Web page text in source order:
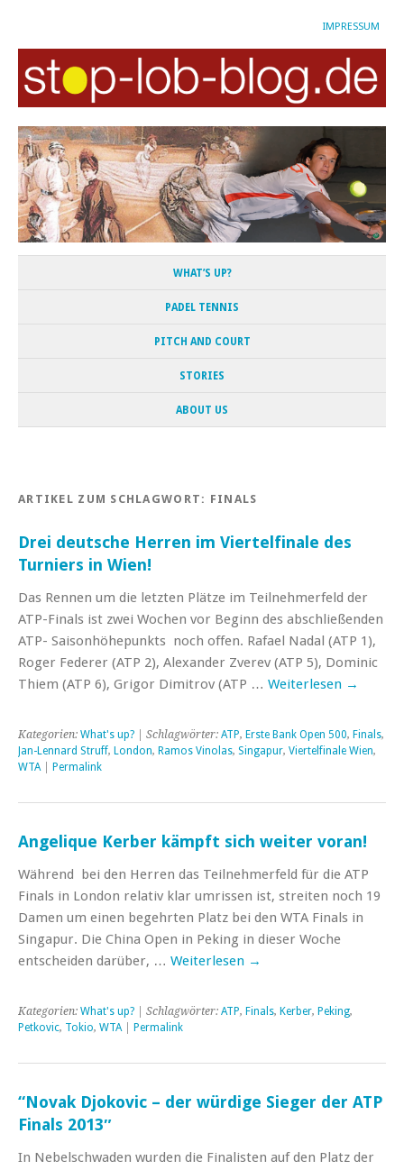
IMPRESSUM
WHAT’S UP?
PADEL TENNIS
PITCH AND COURT
STORIES
ABOUT US
ARTIKEL ZUM SCHLAGWORT: FINALS
Drei deutsche Herren im Viertelfinale des
Turniers in Wien!
Das Rennen um die letzten Plätze im Teilnehmerfeld der
ATP-Finals ist zwei Wochen vor Beginn des abschließenden
ATP- Saisonhöhepunkts noch offen. Rafael Nadal (ATP 1),
Roger Federer (ATP 2), Alexander Zverev (ATP 5), Dominic
Thiem (ATP 6), Grigor Dimitrov (ATP … Weiterlesen →
Kategorien: What's up? | Schlagwörter: ATP, Erste Bank Open 500, Finals,
Jan-Lennard Struff, London, Ramos Vinolas, Singapur, Viertelfinale Wien,
WTA| Permalink
Angelique Kerber kämpft sich weiter voran!
Während bei den Herren das Teilnehmerfeld für die ATP
Finals in London relativ klar umrissen ist, streiten noch 19
Damen um einen begehrten Platz bei den WTA Finals in
Singapur. Die China Open in Peking in dieser Woche
entscheiden darüber, … Weiterlesen →
Kategorien: What's up? | Schlagwörter: ATP, Finals, Kerber, Peking,
Petkovic, Tokio, WTA| Permalink
“Novak Djokovic – der würdige Sieger der ATP
Finals 2013″
In Nebelschwaden wurden die Finalisten auf den Platz der